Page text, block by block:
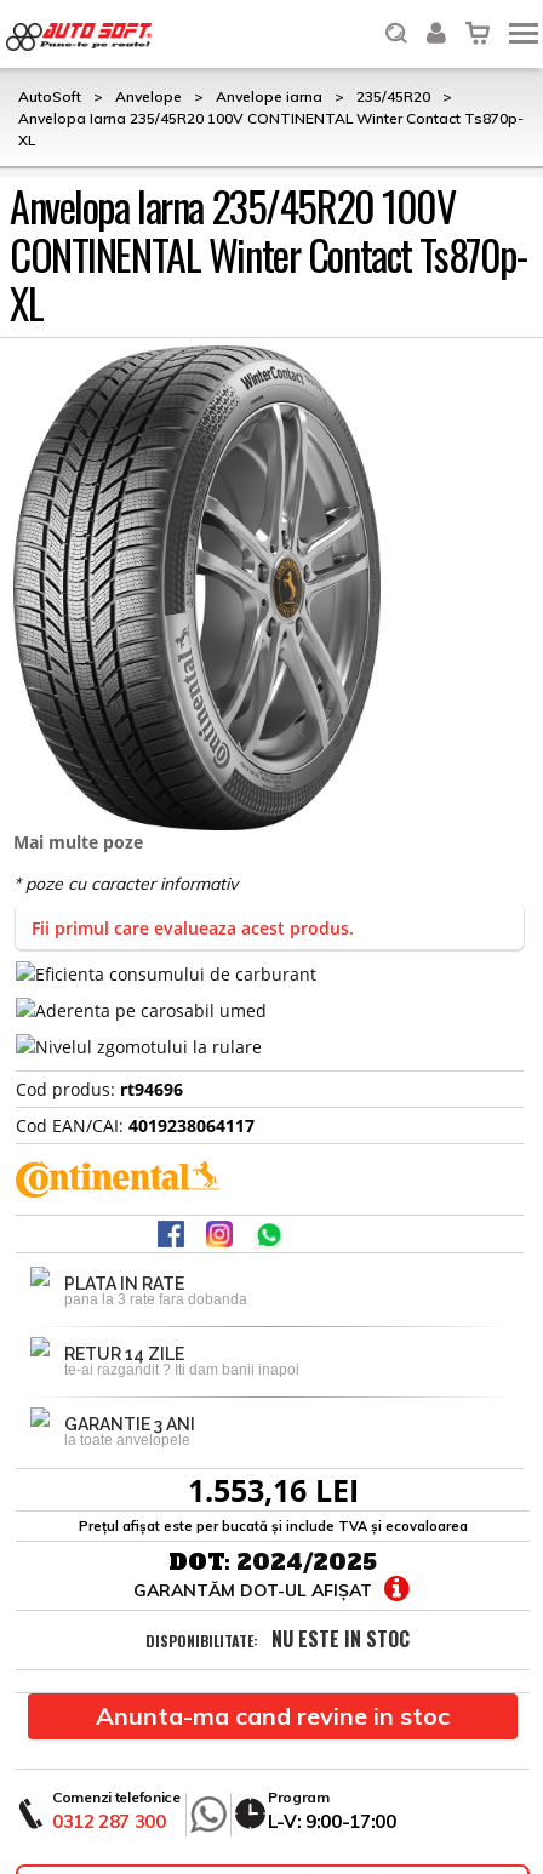
AutoSoft > Anvelope > Anvelope iarna > 235/45R20
>
Anvelopa Iarna 235/45R20 100V CONTINENTAL Winter Contact Ts870p-
XL
Anvelopa Iarna 235/45R20 100V
CONTINENTAL Winter Contact Ts870p-
XL
Mai multe poze
Fii primul care evalueaza acest produs.
Cod produs: rt94696
Cod EAN/CAI: 4019238064117
PLATA IN RATE
pana la 3 rate fara dobanda
RETUR 14 ZILE
te-ai razgandit ? Iti dam banii inapoi
GARANTIE 3 ANI
la toate anvelopele
1.553,16 LEI
Prețul afișat este per bucată și include TVA și ecovaloarea
DOT: 2024/2025
GARANTĂM DOT-UL AFIȘAT
DISPONIBILITATE: NU ESTE IN STOC
Anunta-ma cand revine in stoc
Comenzi telefonice
0312 287 300
Program
L-V: 9:00-17:00